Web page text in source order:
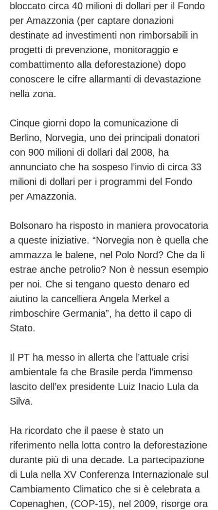
bloccato circa 40 milioni di dollari per il Fondo
per Amazzonia (per captare donazioni
destinate ad investimenti non rimborsabili in
progetti di prevenzione, monitoraggio e
combattimento alla deforestazione) dopo
conoscere le cifre allarmanti di devastazione
nella zona.
Cinque giorni dopo la comunicazione di
Berlino, Norvegia, uno dei principali donatori
con 900 milioni di dollari dal 2008, ha
annunciato che ha sospeso l’invio di circa 33
milioni di dollari per i programmi del Fondo
per Amazzonia.
Bolsonaro ha risposto in maniera provocatoria
a queste iniziative. “Norvegia non è quella che
ammazza le balene, nel Polo Nord? Che da lì
estrae anche petrolio? Non è nessun esempio
per noi. Che si tengano questo denaro ed
aiutino la cancelliera Angela Merkel a
rimboschire Germania”, ha detto il capo di
Stato.
Il PT ha messo in allerta che l’attuale crisi
ambientale fa che Brasile perda l’immenso
lascito dell’ex presidente Luiz Inacio Lula da
Silva.
Ha ricordato che il paese è stato un
riferimento nella lotta contro la deforestazione
durante più di una decade. La partecipazione
di Lula nella XV Conferenza Internazionale sul
Cambiamento Climatico che si è celebrata a
Copenaghen, (COP-15), nel 2009, risorge ora